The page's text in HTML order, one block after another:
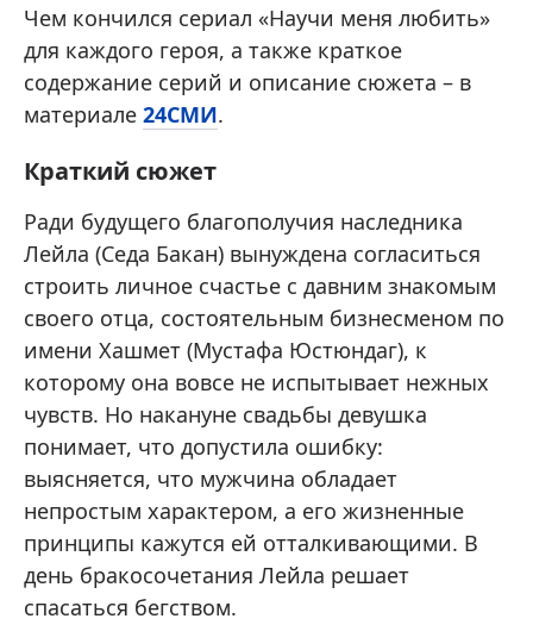
Чем кончился сериал «Научи меня любить»
для каждого героя, а также краткое
содержание серий и описание сюжета – в
материале 24СМИ.
Краткий сюжет
Ради будущего благополучия наследника
Лейла (Седа Бакан) вынуждена согласиться
строить личное счастье с давним знакомым
своего отца, состоятельным бизнесменом по
имени Хашмет (Мустафа Юстюндаг), к
которому она вовсе не испытывает нежных
чувств. Но накануне свадьбы девушка
понимает, что допустила ошибку:
выясняется, что мужчина обладает
непростым характером, а его жизненные
принципы кажутся ей отталкивающими. В
день бракосочетания Лейла решает
спасаться бегством.